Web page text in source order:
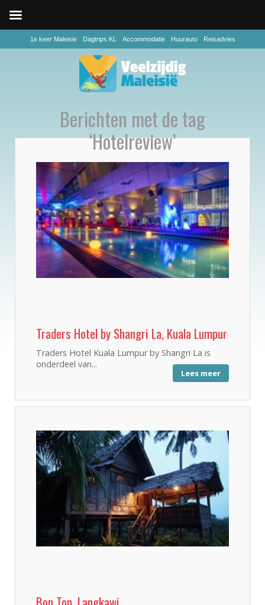
1e keer Maleisie Dagtrips KL Accommodatie Huurauto Reisadvies
Berichten met de tag
‘Hotelreview’
Traders Hotel by Shangri La, Kuala Lumpur
Traders Hotel Kuala Lumpur by Shangri La is
onderdeel van...
Lees meer